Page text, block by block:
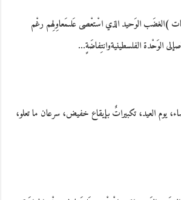
)الغضَب الوَحيد الذي اسْتعْصى عَلىمَعاوِلِهم رغْم
الوَحْدة الفلسطينيةوانتِفاضَةٍ…
يوم العيد، تكبيراتٌ بإيقاع خفيض، سرعان ما تعلو،